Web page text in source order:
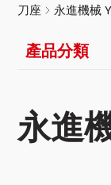
聯絡我們
刀座
永進機械
產品分類
永進